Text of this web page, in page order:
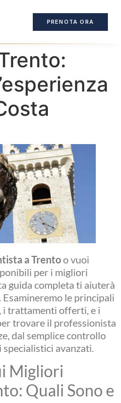
PRENOTA ORA
a Trentoo vuoi
per i migliori
guida completa ti aiuterà
le principali
trattamenti offerti, e i
trovare il professionista
dal semplice controllo
avanzati.
Migliori
Quali Sono e